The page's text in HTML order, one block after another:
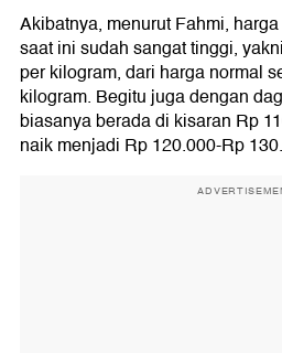
Akibatnya, menurut Fahmi,
saat ini sudah sangat tinggi,
per kilogram, dari harga normal
kilogram. Begitu juga dengan
biasanya berada di kisaran Rp
naik menjadi Rp 120.000-Rp